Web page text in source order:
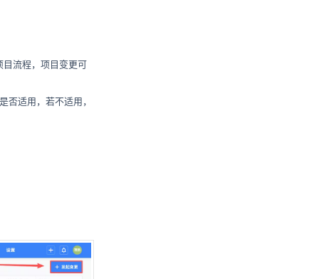
目流程，项目变更可
否适用，若不适用，